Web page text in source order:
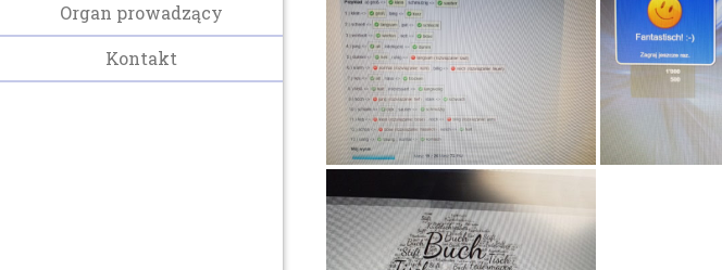
Organ prowadzący
Kontakt